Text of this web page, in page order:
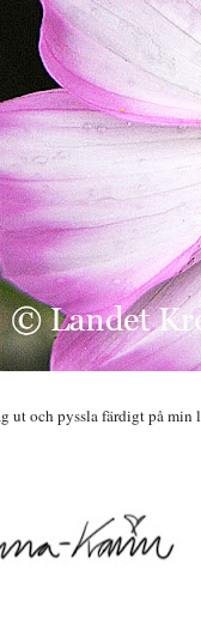
ut och pyssla färdigt på min